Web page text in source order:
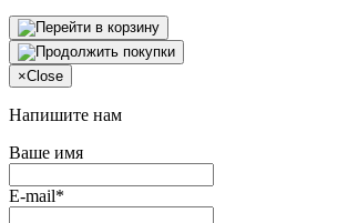
×Close
Напишите нам
Ваше имя
E-mail*